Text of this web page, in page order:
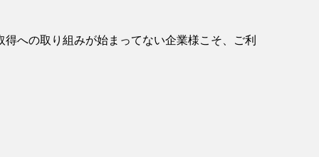
への取り組みが始まってない企業様こそ、ご利